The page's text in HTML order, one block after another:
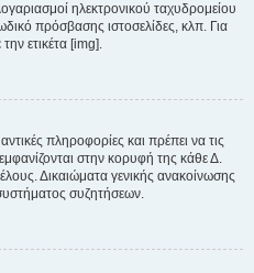
ηλεκτρονικού ταχυδρομείου
πρόσβασης ιστοσελίδες, κλπ. Για
ετικέτα [img].
πληροφορίες και πρέπει να τις
στην κορυφή της κάθε Δ.
Δικαιώματα γενικής ανακοίνωσης
συζητήσεων.